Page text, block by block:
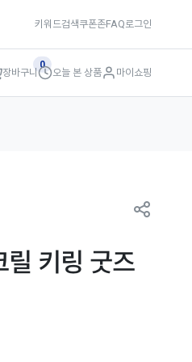
키워드검색쿠폰존FAQ로그인
장바구니
0
오늘 본 상품 마이쇼핑
키링 굿즈